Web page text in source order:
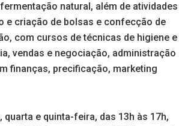
natural, além de atividades
e criação de bolsas e confecção de
com cursos de técnicas de higiene e
vendas e negociação, administração
finanças, precificação, marketing
e quinta-feira, das 13h às 17h,